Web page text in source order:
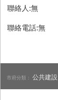
聯絡人:無
聯絡電話:無
市府分類：公共建設